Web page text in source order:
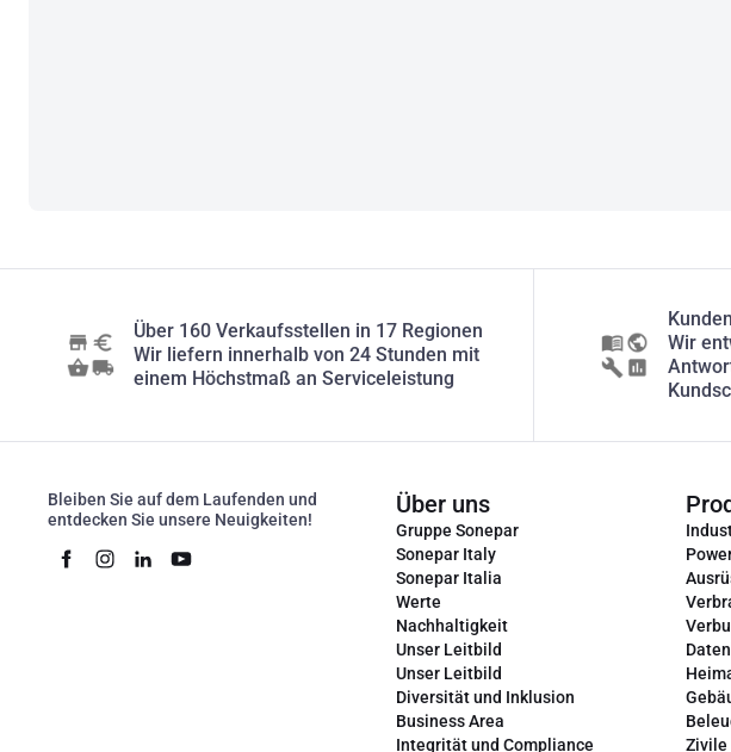
Über 160 Verkaufsstellen in 17 Regionen
Wir liefern innerhalb von 24 Stunden mit
einem Höchstmaß an Serviceleistung
Wir
Bleiben Sie auf dem Laufenden und
entdecken Sie unsere Neuigkeiten!
Über uns
Gruppe Sonepar
Sonepar Italy
Sonepar Italia
Werte
Nachhaltigkeit
Unser Leitbild
Unser Leitbild
Diversität und Inklusion
Business Area
Integrität und Compliance
Zivile